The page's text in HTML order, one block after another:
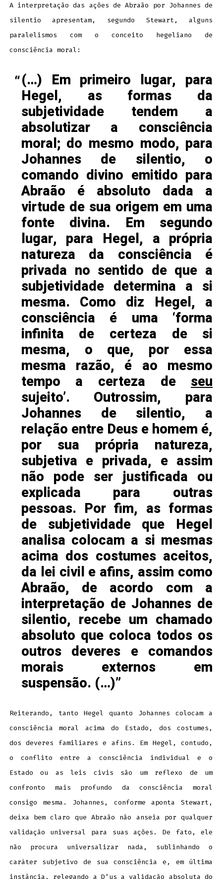
A interpretação das ações de Abraão por Johannes de
silentio apresentam, segundo Stewart, alguns
paralelismos com o conceito hegeliano de
consciência moral:
(…) Em primeiro lugar, para
Hegel, as formas da
subjetividade tendem a
absolutizar a consciência
moral; do mesmo modo, para
Johannes de silentio, o
comando divino emitido para
Abraão é absoluto dada a
virtude de sua origem em uma
fonte divina. Em segundo
lugar, para Hegel, a própria
natureza da consciência é
privada no sentido de que a
subjetividade determina a si
mesma. Como diz Hegel, a
consciência é uma ‘forma
infinita de certeza de si
mesma, o que, por essa
mesma razão, é ao mesmo
tempo a certeza de seu
sujeito’. Outrossim, para
Johannes de silentio, a
relação entre Deus e homem é,
por sua própria natureza,
subjetiva e privada, e assim
não pode ser justificada ou
explicada para outras
pessoas. Por fim, as formas
de subjetividade que Hegel
analisa colocam a si mesmas
acima dos costumes aceitos,
da lei civil e afins, assim como
Abraão, de acordo com a
interpretação de Johannes de
silentio, recebe um chamado
absoluto que coloca todos os
outros deveres e comandos
morais externos em
suspensão. (…)
Reiterando, tanto Hegel quanto Johannes colocam a
consciência moral acima do Estado, dos costumes,
dos deveres familiares e afins. Em Hegel, contudo,
o conflito entre a consciência individual e o
Estado ou as leis civis são um reflexo de um
confronto mais profundo da consciência moral
consigo mesma. Johannes, conforme aponta Stewart,
deixa bem claro que Abraão não anseia por qualquer
validação universal para suas ações. De fato, ele
não procura universalizar nada, sublinhando o
caráter subjetivo de sua consciência e, em última
instância, relegando a D’us a validação absoluta do